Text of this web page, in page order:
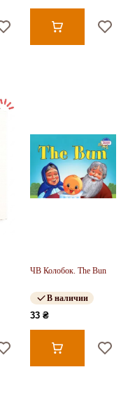
ЧВ Колобок. The Bun
В наличии
33 ₴